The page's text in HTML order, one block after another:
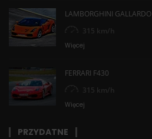
LAMBORGHINI GALLARDO
315 km/h
Więcej
FERRARI F430
315 km/h
Więcej
PRZYDATNE